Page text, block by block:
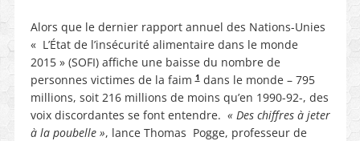
Alors que le dernier rapport annuel des Nations-Unies
« L’État de l’insécurité alimentaire dans le monde
2015 » (SOFI) affiche une baisse du nombre de
personnes victimes de la faim1dans le monde – 795
millions, soit 216 millions de moins qu’en 1990-92-, des
voix discordantes se font entendre. « Des chiffres à jeter
à la poubelle », lance Thomas Pogge, professeur de